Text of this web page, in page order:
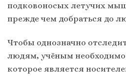
подковоносых летучих
прежде чем добраться до
Чтобы однозначно
людям, учёным
которое является